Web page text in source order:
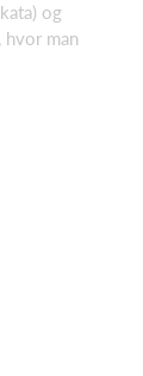
og
hvor man